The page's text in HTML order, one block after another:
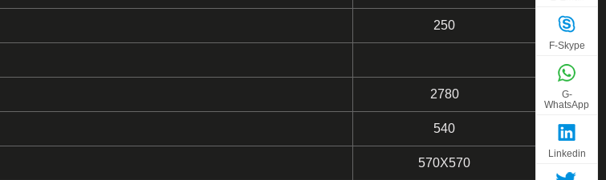
250
2780
540
570X570
F-Skype
G-
WhatsApp
Linkedin